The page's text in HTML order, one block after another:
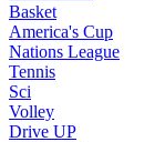
Basket
America's Cup
Nations League
Tennis
Sci
Volley
Drive UP